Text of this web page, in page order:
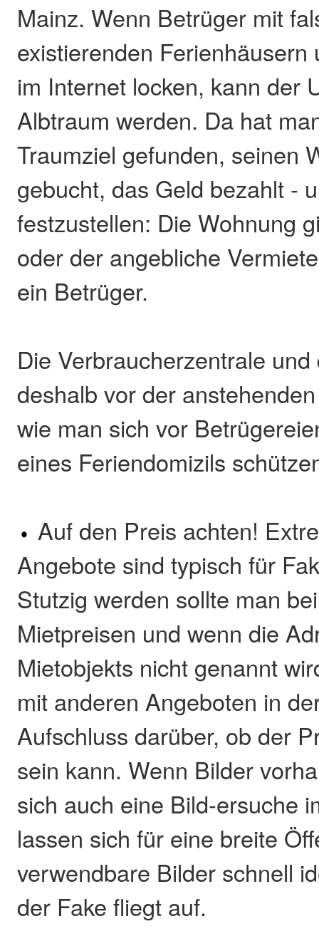
Mainz. Wenn Betrüger mit
existierenden Ferienhäusern
im Internet locken, kann der
Albtraum werden. Da hat
Traumziel gefunden, seinen
gebucht, das Geld bezahlt -
festzustellen: Die Wohnung
oder der angebliche
ein Betrüger.
Die Verbraucherzentrale
deshalb vor der
wie man sich vor
eines Feriendomizils
Auf den Preis achten!
Angebote sind typisch für
Stutzig werden sollte man
Mietpreisen und wenn die
Mietobjekts nicht genannt
mit anderen Angeboten in
Aufschluss darüber, ob der
sein kann. Wenn Bilder
sich auch eine Bild-ersuche
lassen sich für eine breite
verwendbare Bilder schnell
der Fake fliegt auf.